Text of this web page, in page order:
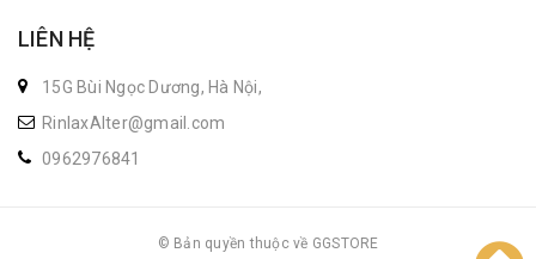
LIÊN HỆ
15G Bùi Ngọc Dương, Hà Nội,
RinlaxAlter@gmail.com
0962976841
© Bản quyền thuộc về GGSTORE